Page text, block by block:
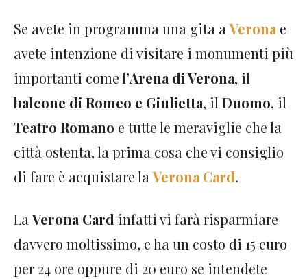
Se avete in programma una gita aVerona e
avete intenzione di visitare i monumenti più
importanti come l’Arena di Verona, il
balcone di Romeo e Giulietta, ilDuomo, il
Teatro Romano e tutte le meraviglie che la
città ostenta, la prima cosa che vi consiglio
di fare è acquistare laVerona Card.
LaVerona Card infatti vi farà risparmiare
davvero moltissimo, e ha un costo di 15 euro
per 24 ore oppure di 20 euro se intendete